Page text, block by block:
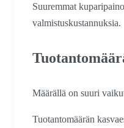
Suuremmat
valmistuskustannuksia.
Määrällä on suuri
Tuotantomäärän